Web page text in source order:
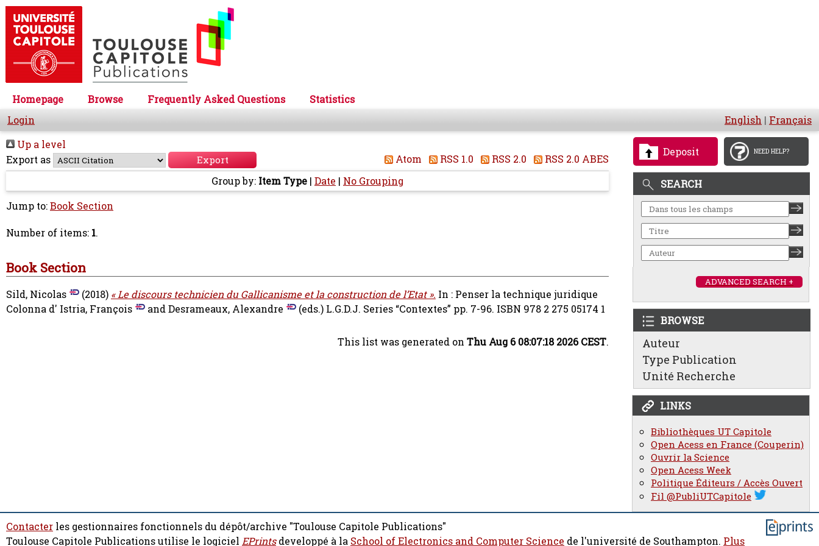
Homepage Browse Frequently Asked Questions
Statistics
Login
English | Français
Deposit NEED HELP?
SEARCH
ADVANCED SEARCH +
BROWSE
Auteur
Type Publication
Unité Recherche
LINKS
Bibliothèques UT Capitole
Open Acess en France (Couperin)
Ouvrir la Science
Open Acess Week
Politique Éditeurs / Accès Ouvert
Fil @PubliUTCapitole
Up a level
Export as
Atom RSS 1.0 RSS 2.0
RSS 2.0 ABES
Group by: Item Type | Date | No Grouping
Jump to:Book Section
Number of items: 1.
Book Section
Sild, Nicolas (2018) « Le discours technicien du Gallicanisme et la construction de l’Etat ». In : Penser la technique juridique
Colonna d' Istria, François
andDesrameaux, Alexandre (eds.) L.G.D.J. Series “Contextes” pp. 7-96. ISBN 978 2 275 05174 1
This list was generated on Thu Aug 6 08:07:18 2026 CEST.
Contacter les gestionnaires fonctionnels du dépôt/archive "Toulouse Capitole Publications"
Toulouse Capitole Publications utilise le logiciel EPrintsdeveloppé à la School of Electronics and Computer Science de l'université de Southampton. Plus